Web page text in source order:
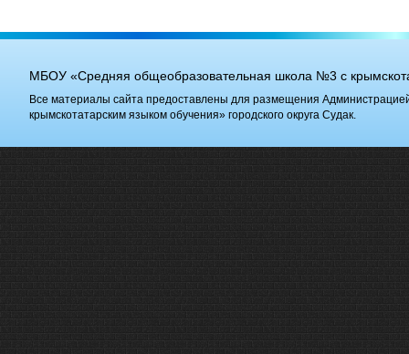
МБОУ «Средняя общеобразовательная школа №3 с
Все материалы сайта предоставлены для размещения
крымскотатарским языком обучения» городского округа Судак.